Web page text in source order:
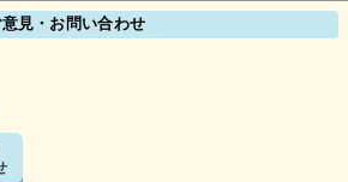
見・お問い合わせ